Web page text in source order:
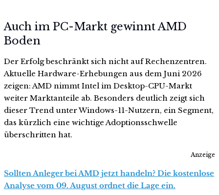
Auch im PC-Markt gewinnt AMD
Boden
Der Erfolg beschränkt sich nicht auf Rechenzentren.
Aktuelle Hardware-Erhebungen aus dem Juni 2026
zeigen: AMD nimmt Intel im Desktop-CPU-Markt
weiter Marktanteile ab. Besonders deutlich zeigt sich
dieser Trend unter Windows-11-Nutzern, ein Segment,
das kürzlich eine wichtige Adoptionsschwelle
überschritten hat.
Anzeige
Sollten Anleger bei AMD jetzt handeln? Die kostenlose
Analyse vom 09. August ordnet die Lage ein.